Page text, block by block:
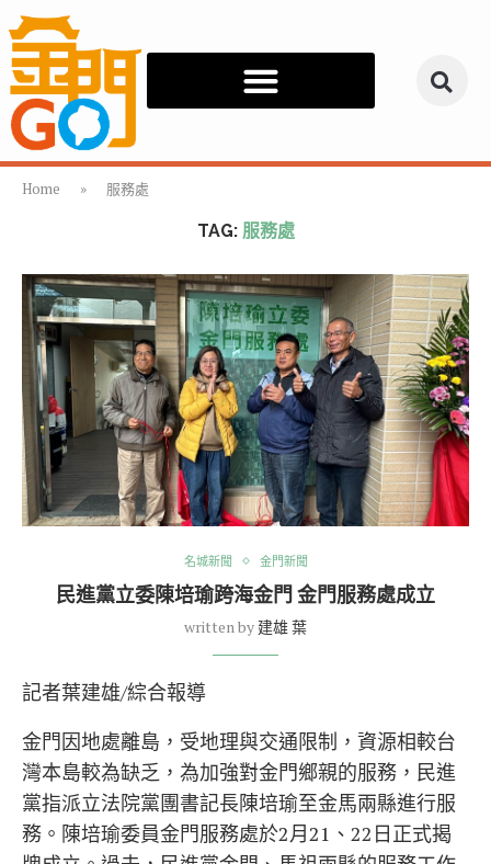
Home » 服務處
TAG: 服務處
名城新聞 金門新聞
民進黨立委陳培瑜跨海金門 金門服務處成立
written by 建雄 葉
記者葉建雄/綜合報導
金門因地處離島，受地理與交通限制，資源相較台
灣本島較為缺乏，為加強對金門鄉親的服務，民進
黨指派立法院黨團書記長陳培瑜至金馬兩縣進行服
務。陳培瑜委員金門服務處於2月21、22日正式揭